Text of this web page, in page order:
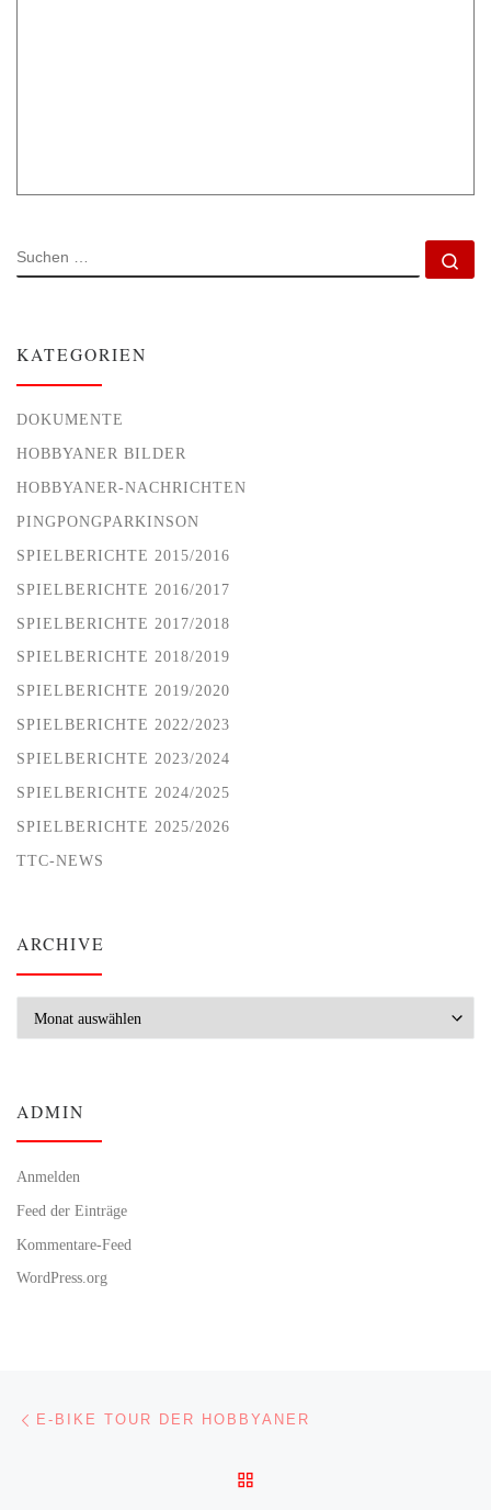
SUCHE
KATEGORIEN
DOKUMENTE
HOBBYANER BILDER
HOBBYANER-NACHRICHTEN
PINGPONGPARKINSON
SPIELBERICHTE 2015/2016
SPIELBERICHTE 2016/2017
SPIELBERICHTE 2017/2018
SPIELBERICHTE 2018/2019
SPIELBERICHTE 2019/2020
SPIELBERICHTE 2022/2023
SPIELBERICHTE 2023/2024
SPIELBERICHTE 2024/2025
SPIELBERICHTE 2025/2026
TTC-NEWS
ARCHIVE
ADMIN
Anmelden
Feed der Einträge
Kommentare-Feed
WordPress.org
Beitragsnavigation
E-BIKE TOUR DER HOBBYANER